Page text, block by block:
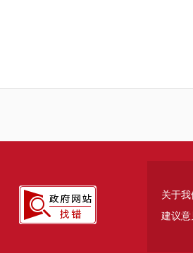
关于我
建议意